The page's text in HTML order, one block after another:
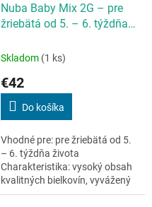
Nuba Baby Mix 2G – pre
žriebätá od 5. – 6. týždňa
Skladom (1 ks)
€42
Do košíka
Vhodné pre: pre žriebätá od 5.
– 6. týždňa života
Charakteristika: vysoký obsah
kvalitných bielkovín, vyvážený
obsah makro a mikroživín